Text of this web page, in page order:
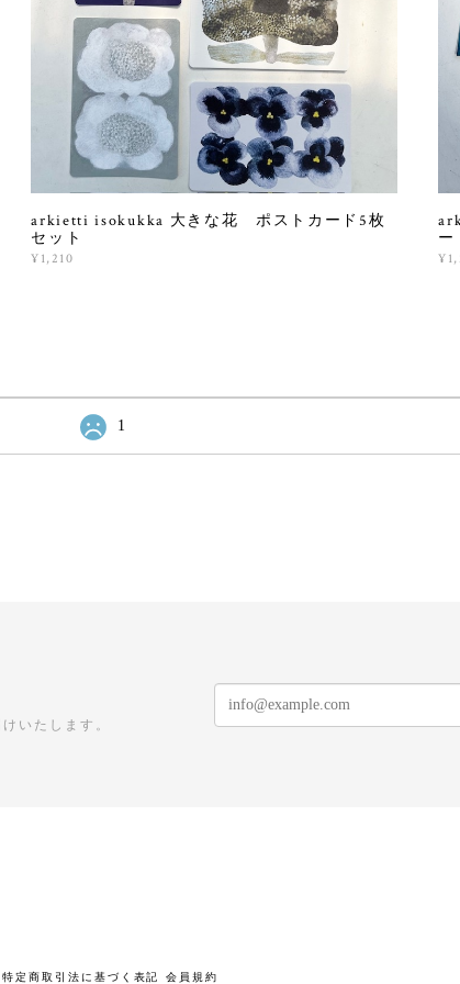
arkietti isokukka 大きな花 ポストカード5枚
セット
¥1,210
ー
1
いたします。
特定商取引法に基づく表記 会員規約